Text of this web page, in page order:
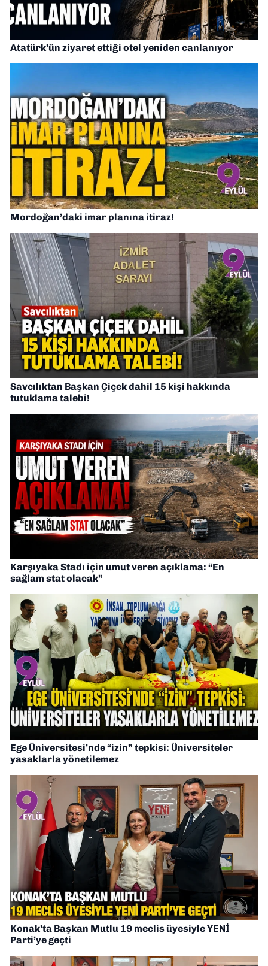
Atatürk’ün ziyaret ettiği otel yeniden canlanıyor
Mordoğan’daki imar planına itiraz!
Savcılıktan Başkan Çiçek dahil 15 kişi hakkında
tutuklama talebi!
Karşıyaka Stadı için umut veren açıklama: “En
sağlam stat olacak”
Ege Üniversitesi’nde “izin” tepkisi: Üniversiteler
yasaklarla yönetilemez
Konak’ta Başkan Mutlu 19 meclis üyesiyle YENİ
Parti’ye geçti